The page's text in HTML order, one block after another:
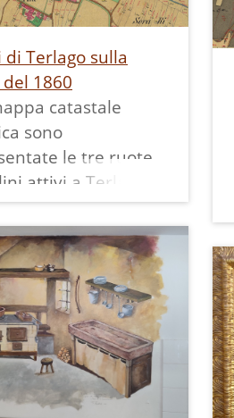
Terlago sulla
1860
catastale
sono
le tre ruote
attivi a Terlago